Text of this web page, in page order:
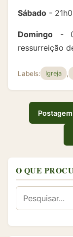
Sábado -
Domingo -
ressurreição
Labels: Igreja ,
O QUE